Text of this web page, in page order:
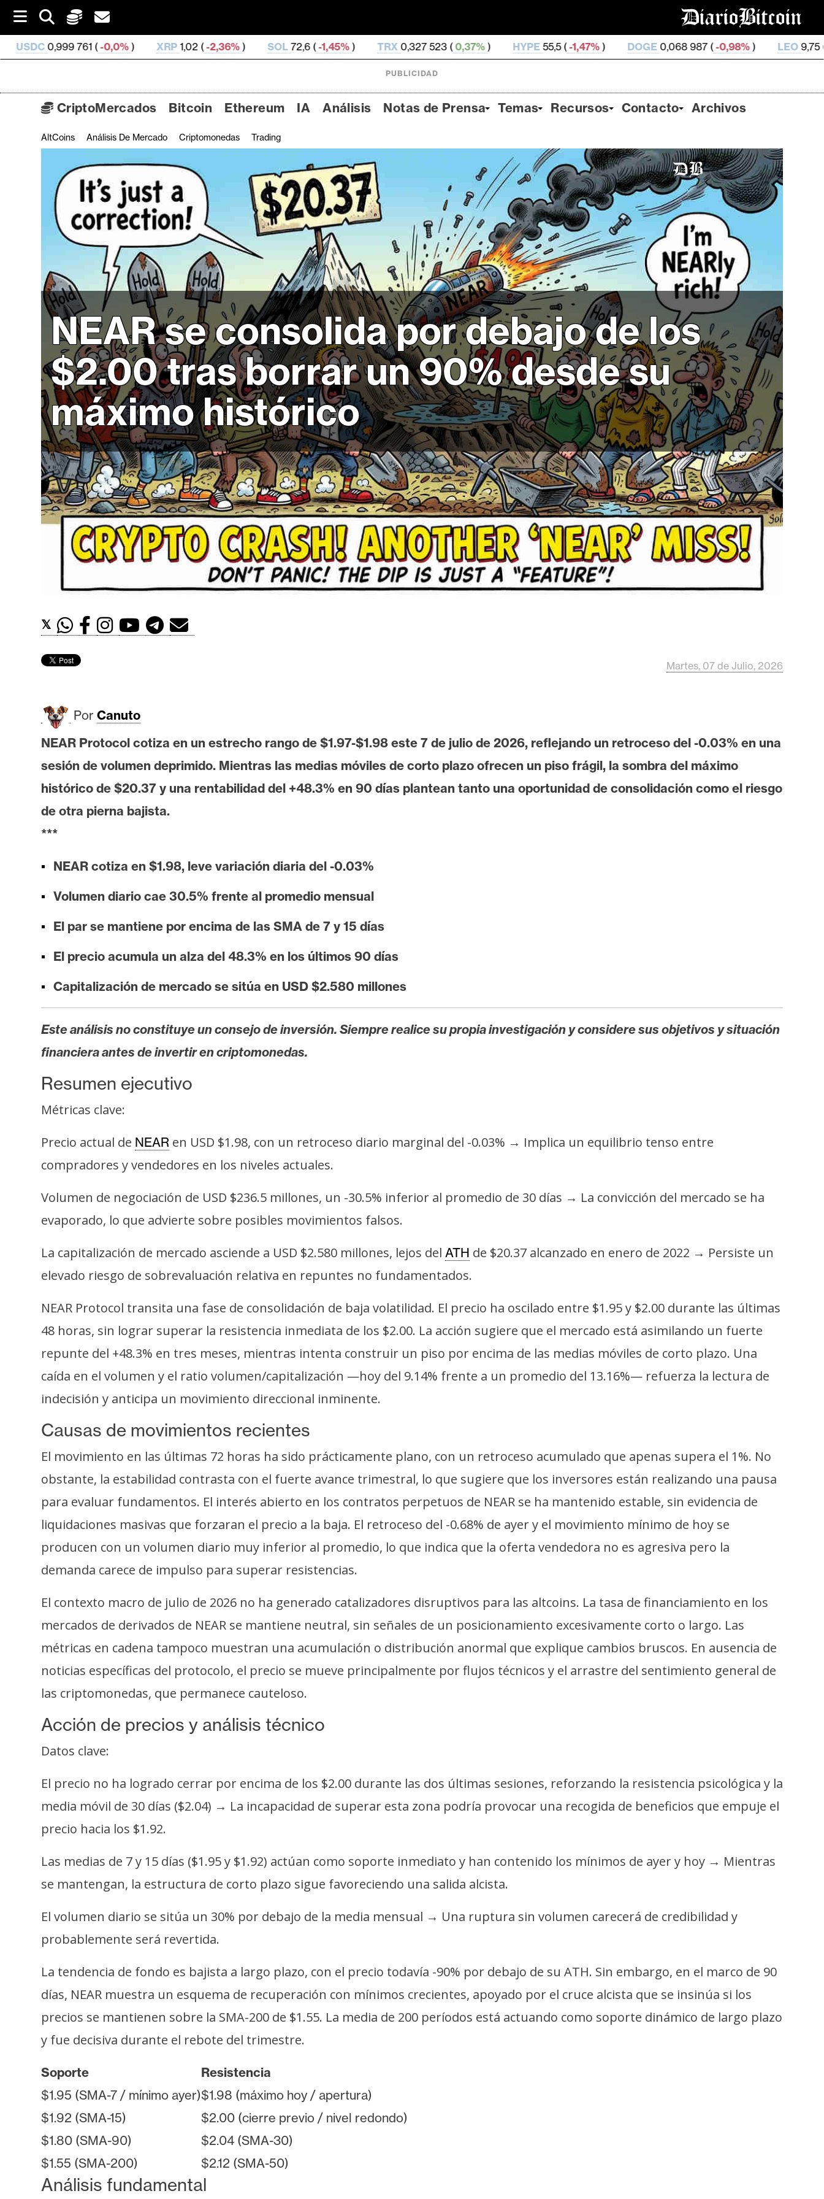
i
t
(-0,0%) XRP1,02 (-2,36%) SOL72,6 (-1,45%) TRX0,327 523 ( 0,37%) HYPE55,5 (-1,47%) DOGE0,068 987 (-0,98%) LEO9,75 (0,05%)
C
p
r
c
a
s
B
i
t
c
o
i
n
e
m
I
A
A
n
l
i
i
N
t
s
d
e
r
e
n
s
T
m
a
R
c
u
s
o
s
C
o
n
t
a
c
o
y
u
b
i
c
a
PUBLICIDAD
CriptoMercados Bitcoin Ethereum IA Análisis Notas de Prensa Temas Recursos Contacto Archivos
AltCoins Análisis De Mercado Criptomonedas Trading
NEAR se consolida por debajo de los
$2.00 tras borrar un 90% desde su
máximo histórico
𝕏
Martes, 07 de Julio, 2026
Por Canuto
NEAR Protocol cotiza en un estrecho rango de $1.97-$1.98 este 7 de julio de 2026, reflejando un retroceso del -0.03% en una
sesión de volumen deprimido. Mientras las medias móviles de corto plazo ofrecen un piso frágil, la sombra del máximo
histórico de $20.37 y una rentabilidad del +48.3% en 90 días plantean tanto una oportunidad de consolidación como el riesgo
de otra pierna bajista.
***
NEAR cotiza en $1.98, leve variación diaria del -0.03%
Volumen diario cae 30.5% frente al promedio mensual
El par se mantiene por encima de las SMA de 7 y 15 días
El precio acumula un alza del 48.3% en los últimos 90 días
Capitalización de mercado se sitúa en USD $2.580 millones
Este análisis no constituye un consejo de inversión. Siempre realice su propia investigación y considere sus objetivos y situación
financiera antes de invertir en criptomonedas.
Resumen ejecutivo
Métricas clave:
Precio actual de NEAR en USD $1.98, con un retroceso diario marginal del -0.03% → Implica un equilibrio tenso entre
compradores y vendedores en los niveles actuales.
Volumen de negociación de USD $236.5 millones, un -30.5% inferior al promedio de 30 días → La convicción del mercado se ha
evaporado, lo que advierte sobre posibles movimientos falsos.
La capitalización de mercado asciende a USD $2.580 millones, lejos del ATH de $20.37 alcanzado en enero de 2022 → Persiste un
elevado riesgo de sobrevaluación relativa en repuntes no fundamentados.
NEAR Protocol transita una fase de consolidación de baja volatilidad. El precio ha oscilado entre $1.95 y $2.00 durante las últimas
48 horas, sin lograr superar la resistencia inmediata de los $2.00. La acción sugiere que el mercado está asimilando un fuerte
repunte del +48.3% en tres meses, mientras intenta construir un piso por encima de las medias móviles de corto plazo. Una
caída en el volumen y el ratio volumen/capitalización —hoy del 9.14% frente a un promedio del 13.16%— refuerza la lectura de
indecisión y anticipa un movimiento direccional inminente.
Causas de movimientos recientes
El movimiento en las últimas 72 horas ha sido prácticamente plano, con un retroceso acumulado que apenas supera el 1%. No
obstante, la estabilidad contrasta con el fuerte avance trimestral, lo que sugiere que los inversores están realizando una pausa
para evaluar fundamentos. El interés abierto en los contratos perpetuos de NEAR se ha mantenido estable, sin evidencia de
liquidaciones masivas que forzaran el precio a la baja. El retroceso del -0.68% de ayer y el movimiento mínimo de hoy se
producen con un volumen diario muy inferior al promedio, lo que indica que la oferta vendedora no es agresiva pero la
demanda carece de impulso para superar resistencias.
El contexto macro de julio de 2026 no ha generado catalizadores disruptivos para las altcoins. La tasa de financiamiento en los
mercados de derivados de NEAR se mantiene neutral, sin señales de un posicionamiento excesivamente corto o largo. Las
métricas en cadena tampoco muestran una acumulación o distribución anormal que explique cambios bruscos. En ausencia de
noticias específicas del protocolo, el precio se mueve principalmente por flujos técnicos y el arrastre del sentimiento general de
las criptomonedas, que permanece cauteloso.
Acción de precios y análisis técnico
Datos clave:
El precio no ha logrado cerrar por encima de los $2.00 durante las dos últimas sesiones, reforzando la resistencia psicológica y la
media móvil de 30 días ($2.04) → La incapacidad de superar esta zona podría provocar una recogida de beneficios que empuje el
precio hacia los $1.92.
Las medias de 7 y 15 días ($1.95 y $1.92) actúan como soporte inmediato y han contenido los mínimos de ayer y hoy → Mientras
se mantengan, la estructura de corto plazo sigue favoreciendo una salida alcista.
El volumen diario se sitúa un 30% por debajo de la media mensual → Una ruptura sin volumen carecerá de credibilidad y
probablemente será revertida.
La tendencia de fondo es bajista a largo plazo, con el precio todavía -90% por debajo de su ATH. Sin embargo, en el marco de 90
días, NEAR muestra un esquema de recuperación con mínimos crecientes, apoyado por el cruce alcista que se insinúa si los
precios se mantienen sobre la SMA-200 de $1.55. La media de 200 períodos está actuando como soporte dinámico de largo plazo
y fue decisiva durante el rebote del trimestre.
Soporte
Resistencia
$1.95 (SMA-7 / mínimo ayer)$1.98 (máximo hoy / apertura)
$1.92 (SMA-15)
$2.00 (cierre previo / nivel redondo)
$1.80 (SMA-90)
$2.04 (SMA-30)
$1.55 (SMA-200)
$2.12 (SMA-50)
Análisis fundamental